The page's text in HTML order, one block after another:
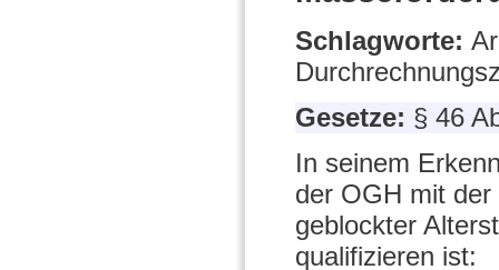
Schlagworte:
Gesetze: § 46
In seinem
der OGH mit
geblockter
qualifizieren ist: